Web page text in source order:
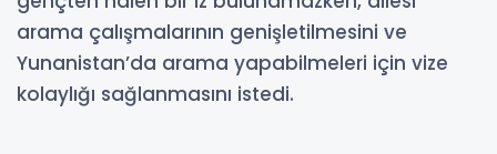
arama çalışmalarının genişletilmesini ve
Yunanistan’da arama yapabilmeleri için vize
kolaylığı sağlanmasını istedi.